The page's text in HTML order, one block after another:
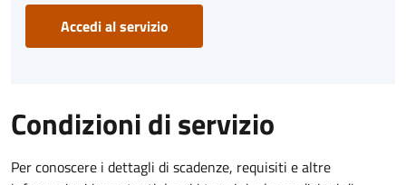
Accedi al servizio
Condizioni di servizio
Per conoscere i dettagli di scadenze, requisiti e altre